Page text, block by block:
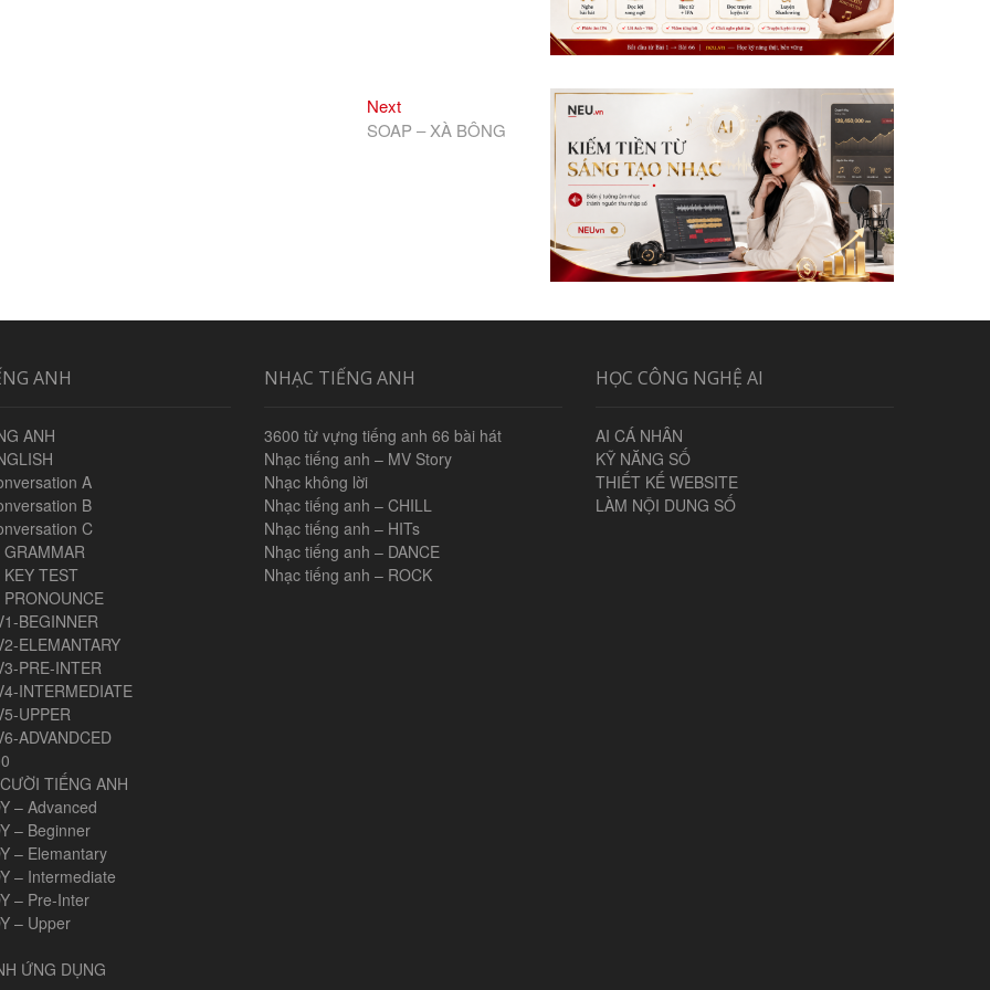
NextNext
post:
SOAP – XÀ BÔNG
ANH
ANH
A
B
C
GRAMMAR
TEST
BEGINNER
ELEMANTARY
PRE-INTER
INTERMEDIATE
UPPER
ADVANDCED
TIẾNG ANH
– Advanced
– Beginner
– Elemantary
– Intermediate
– Pre-Inter
– Upper
ỨNG DỤNG
NHẠC TIẾNG ANH
3600 từ vựng tiếng anh 66 bài hát
Nhạc tiếng anh – MV Story
Nhạc không lời
Nhạc tiếng anh – CHILL
Nhạc tiếng anh – HITs
Nhạc tiếng anh – DANCE
Nhạc tiếng anh – ROCK
HỌC CÔNG NGHỆ AI
AI CÁ NHÂN
KỸ NĂNG SỐ
THIẾT KẾ WEBSITE
LÀM NỘI DUNG SỐ